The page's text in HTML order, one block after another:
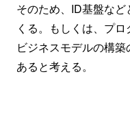
そのため、ID基盤な
くる。もしくは、プ
ビジネスモデルの構
あると考える。